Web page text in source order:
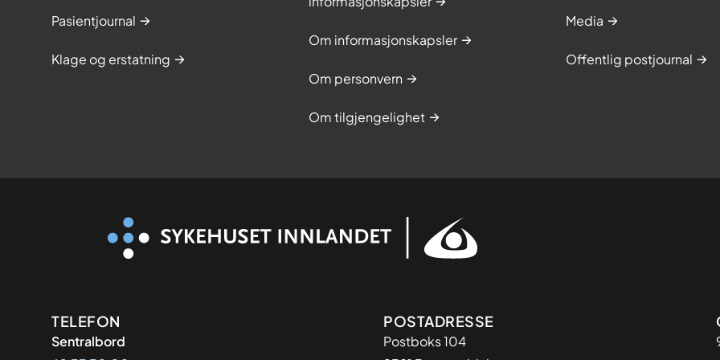
Pasientjournal
Klage og erstatning
Om informasjonskapsler
Om personvern
Om tilgjengelighet
Media
Offentlig postjournal
Kontaktinformasjon
TELEFON
Sentralbord
Adresse
POSTADRESSE
Postboks 104